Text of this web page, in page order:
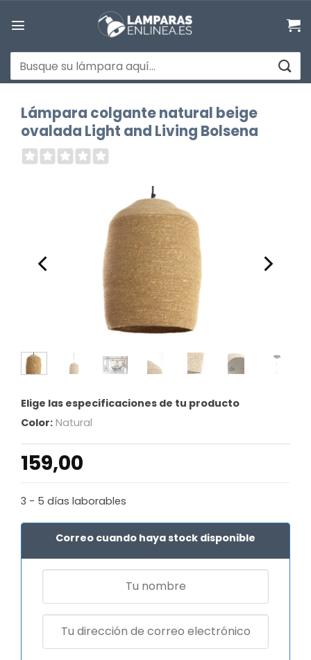
Buscar
por:
Lámpara colgante natural beige
ovalada Light and Living Bolsena
Elige las especificaciones de tu producto
Color: Natural
159,00
3 - 5 días laborables
Correo cuando haya stock disponible